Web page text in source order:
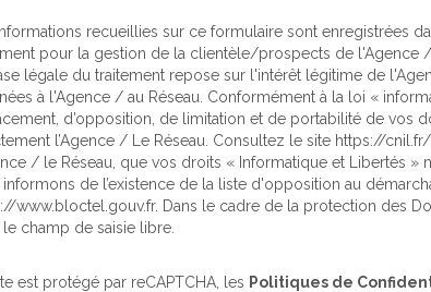
recueillies sur ce formulaire sont enregistrées
pour la gestion de la clientèle/prospects de l'Agence
légale du traitement repose sur l'intérêt légitime de
à l'Agence / au Réseau. Conformément à la loi «
d’opposition, de limitation et de portabilité de
l’Agence / Le Réseau. Consultez le site https://
/ le Réseau, que vos droits « Informatique et Libertés
de l’existence de la liste d'opposition au
www.bloctel.gouv.fr. Dans le cadre de la protection des
le champ de saisie libre.
est protégé par reCAPTCHA, les Politiques de